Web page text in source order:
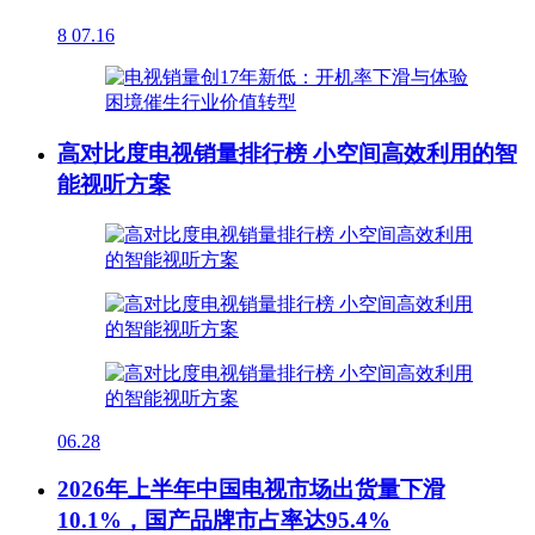
8 07.16
高对比度电视销量排行榜 小空间高效利用的智
能视听方案
06.28
2026年上半年中国电视市场出货量下滑
10.1%，国产品牌市占率达95.4%